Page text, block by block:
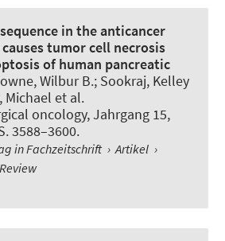
in the anticancer
causes tumor cell necrosis
of human pancreatic
Wilbur B.; Sookraj, Kelley
Michael et al.
oncology, Jahrgang 15,
3588–3600.
in Fachzeitschrift › Artikel ›